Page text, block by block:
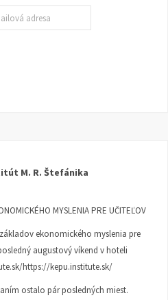
M. R. Štefánika
MYSLENIA PRE UČITEĽOV
ekonomického myslenia pre
augustový víkend v hoteli
https://kepu.institute.sk/
ostalo pár posledných miest.